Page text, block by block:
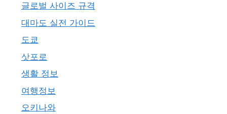
글로벌 사이즈 규격
대마도 실전 가이드
도쿄
삿포로
생활 정보
여행정보
오키나와